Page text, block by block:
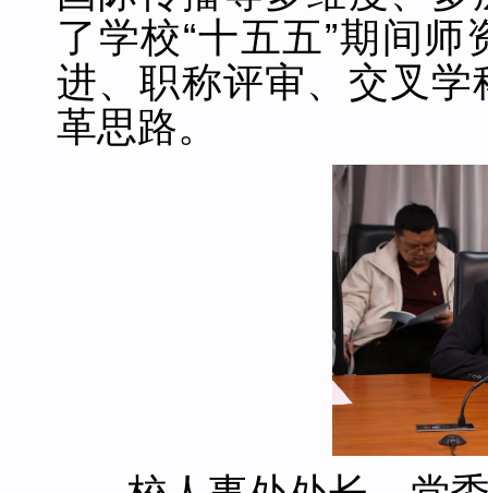
了学校“十五五”期间
进、职称评审、交叉
革思路。